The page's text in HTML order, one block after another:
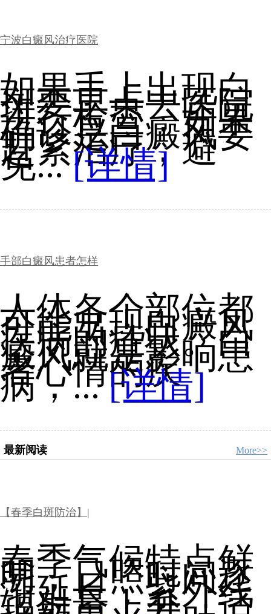
宁波白癜风治疗医院
如果手上出现白
斑要早点去医院
进行检查，如果
确诊是白癜风要
赶紧治疗，避
免...[详情]
手部白癜风患者怎样
人体各个部位都
可能出现白癜风
疾病的症状。白
癜风就是影响患
者心情的疾
病，...[详情]
最新阅读 More>>
【春季白斑防治】|
春季气候特点鲜
明，日照时间逐
渐延长，紫外线